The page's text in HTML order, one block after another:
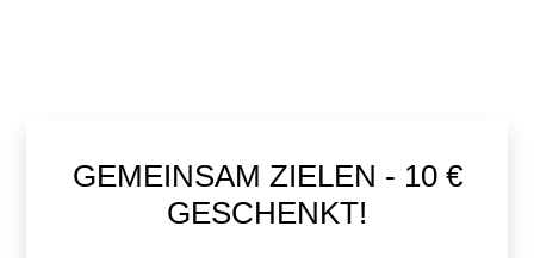
GEMEINSAM ZIELEN - 10 €
GESCHENKT!